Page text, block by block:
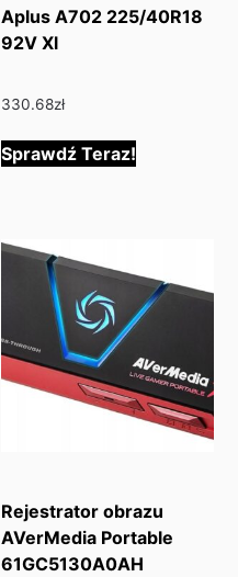
Aplus A702 225/40R18
92V Xl
330.68zł
Sprawdź Teraz!
Rejestrator obrazu
AVerMedia Portable
61GC5130A0AH